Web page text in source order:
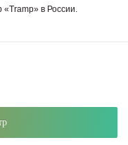
в России.